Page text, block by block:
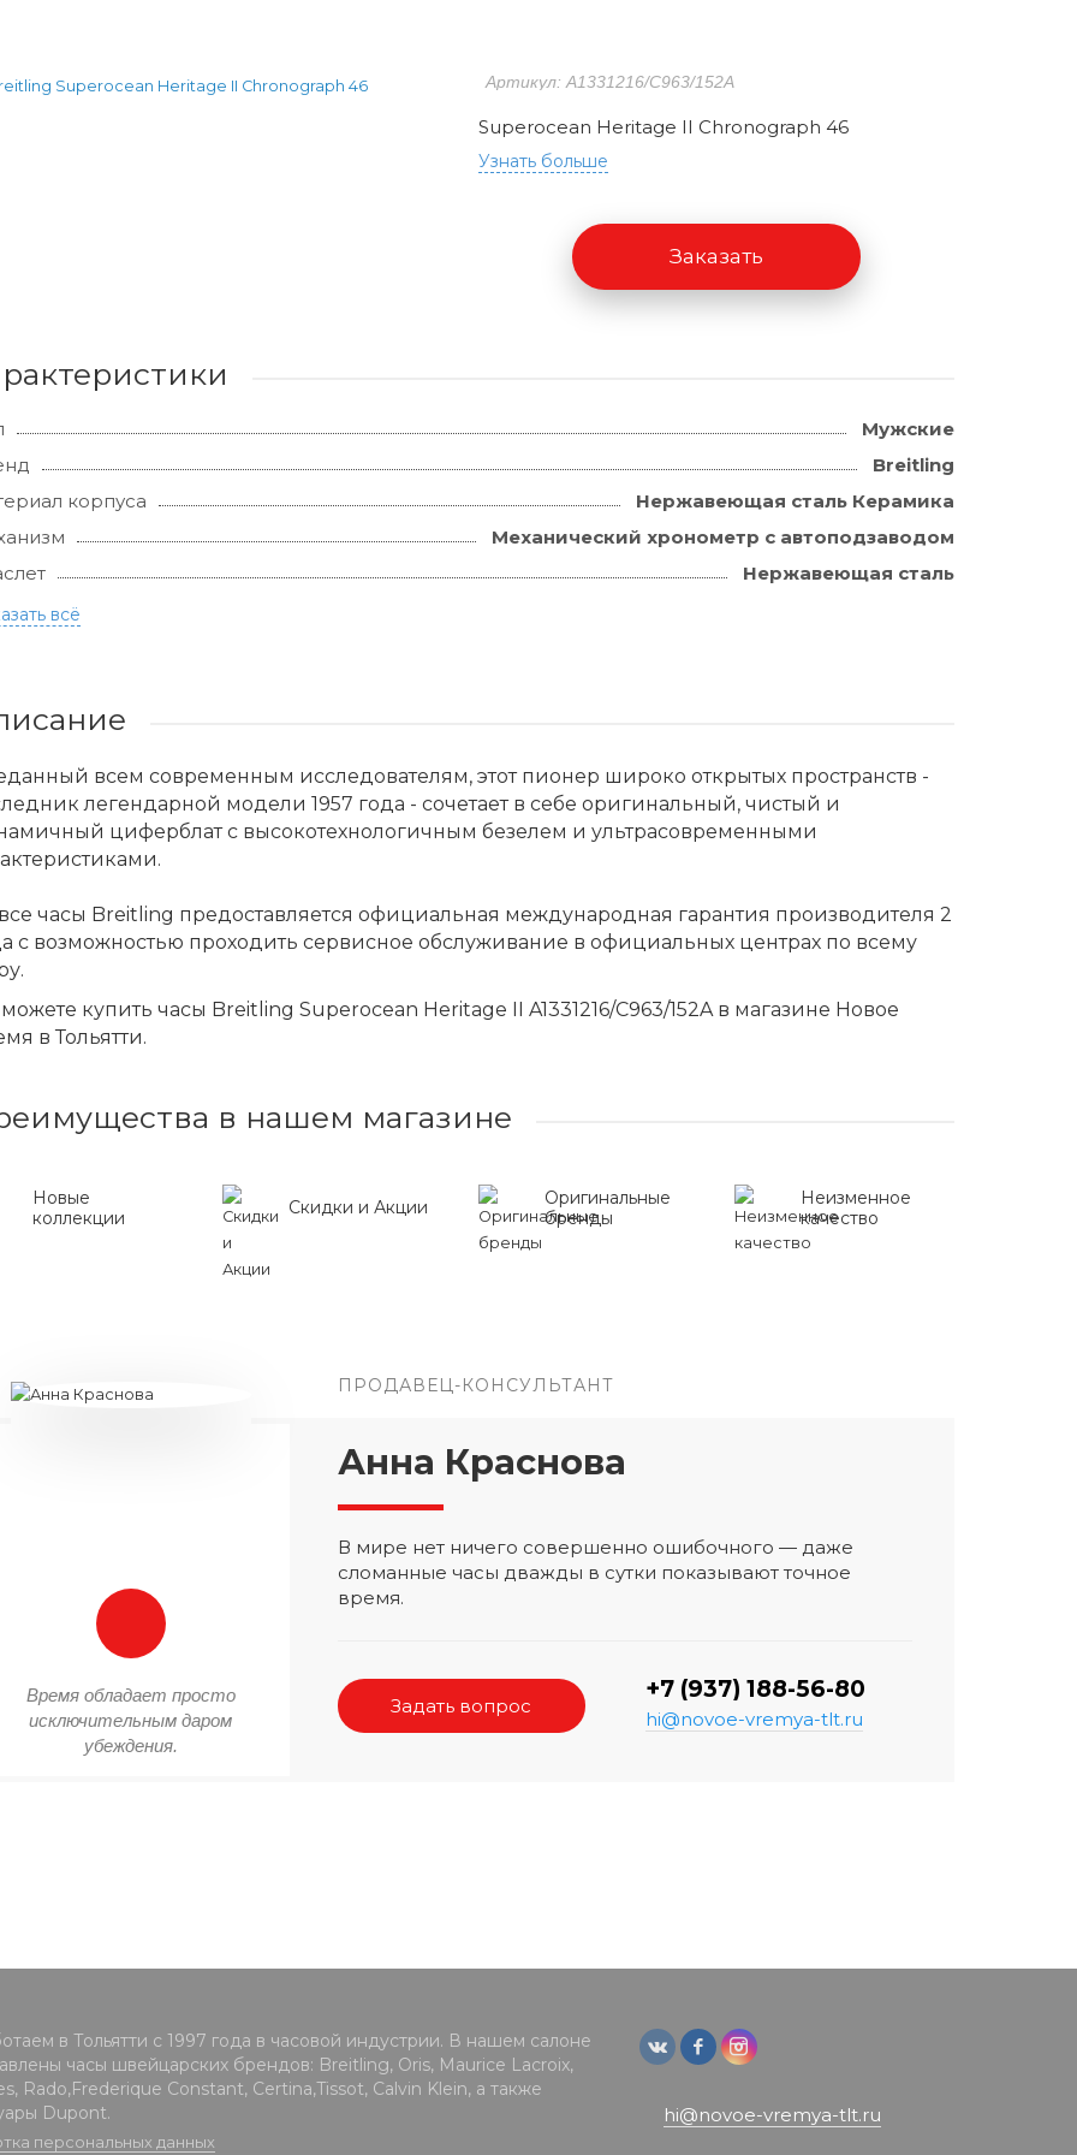
Артикул: A1331216/C963/152A
Superocean Heritage II Chronograph 46
Узнать больше
Заказать
Мужские
Breitling
корпуса
Нержавеющая сталь Керамика
Механический хронометр с автоподзаводом
Нержавеющая сталь
всё
всем современным исследователям, этот пионер широко открытых пространств -
легендарной модели 1957 года - сочетает в себе оригинальный, чистый и
циферблат с высокотехнологичным безелем и ультрасовременными
часы Breitling предоставляется официальная международная гарантия производителя 2
с возможностью проходить сервисное обслуживание в официальных центрах по всему
купить часы Breitling Superocean Heritage II A1331216/C963/152A в магазине Новое
в Тольятти.
в нашем магазине
Новые
коллекции
Скидки и Акции
Оригинальные
бренды
Неизменное
качество
ПРОДАВЕЦ-КОНСУЛЬТАНТ
Время обладает просто
исключительным даром
убеждения.
Анна Краснова
В мире нет ничего совершенно ошибочного — даже
сломанные часы дважды в сутки показывают точное
время.
Задать вопрос
+7 (937) 188-56-80
hi@novoe-vremya-tlt.ru
в Тольятти с 1997 года в часовой индустрии. В нашем салоне
часы швейцарских брендов: Breitling, Oris, Maurice Lacroix,
Rado,Frederique Constant, Certina,Tissot, Calvin Klein, а также
Dupont.
персональных данных
hi@novoe-vremya-tlt.ru